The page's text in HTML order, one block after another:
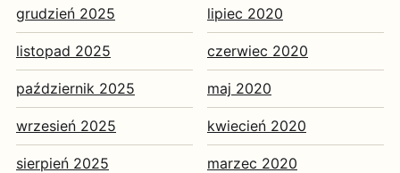
grudzień 2025
listopad 2025
październik 2025
wrzesień 2025
sierpień 2025
lipiec 2020
czerwiec 2020
maj 2020
kwiecień 2020
marzec 2020